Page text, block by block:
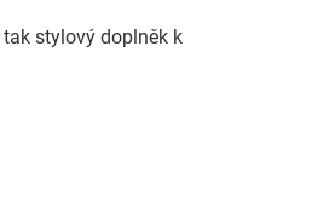
stylový doplněk k